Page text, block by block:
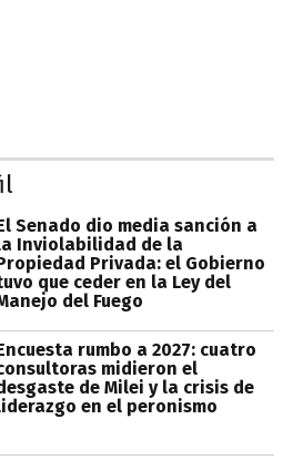
Senado dio media sanción a
Inviolabilidad de la
Privada: el Gobierno
que ceder en la Ley del
del Fuego
rumbo a 2027: cuatro
midieron el
de Milei y la crisis de
en el peronismo